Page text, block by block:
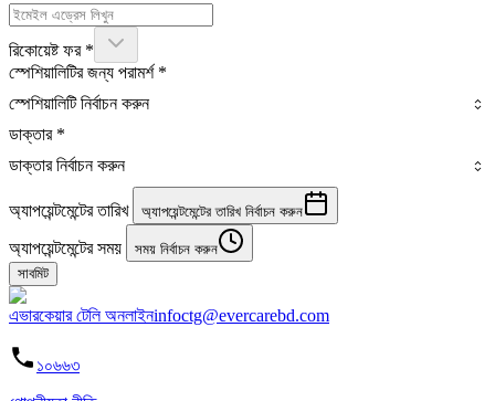
রিকোয়েষ্ট ফর *
স্পেশিয়ালিটির জন্য পরামর্শ *
স্পেশিয়ালিটি নির্বাচন করুন
ডাক্তার *
ডাক্তার নির্বাচন করুন
অ্যাপয়েন্টমেন্টের তারিখ অ্যাপয়েন্টমেন্টের তারিখ নির্বাচন করুন
অ্যাপয়েন্টমেন্টের সময়
সময় নির্বাচন করুন
সাবমিট
এভারকেয়ার টেলি অনলাইনinfoctg@evercarebd.com
১০৬৬৩